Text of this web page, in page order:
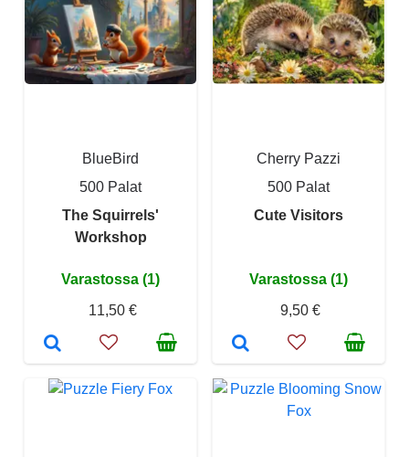
BlueBird
500 Palat
The Squirrels'
Workshop
Varastossa (1)
11,50 €
Cherry Pazzi
500 Palat
Cute Visitors
Varastossa (1)
9,50 €